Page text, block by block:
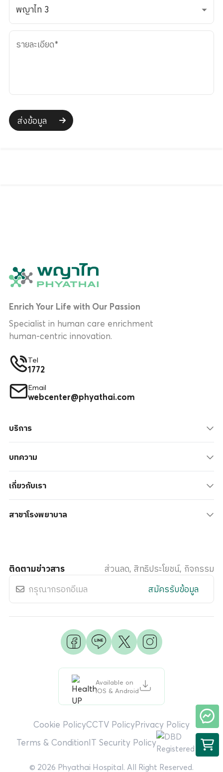
พญาไท 3
รายละเอียด*
ส่งข้อมูล
Enrich Your Life with Our Passion
Specialist in human care enrichment
human-centric innovation.
Tel
1772
Email
webcenter@phyathai.com
บริการ
บทความ
เกี่ยวกับเรา
สาขาโรงพยาบาล
Available on
iOS & Android
ติดตามข่าวสาร
ส่วนลด, สิทธิประโยชน์, กิจกรรม
สมัครรับข้อมูล
© 2026 Phyathai Hospital. All Right Reserved.
Cookie PolicyCCTV PolicyPrivacy Policy
Terms & ConditionIT Security Policy